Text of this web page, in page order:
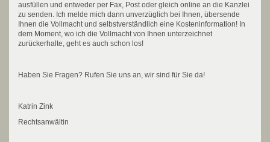
ausfüllen und entweder per Fax, Post oder gleich online an die Kanzlei
zu senden. Ich melde mich dann unverzüglich bei Ihnen, übersende
Ihnen die Vollmacht und selbstverständlich eine Kosteninformation! In
dem Moment, wo ich die Vollmacht von Ihnen unterzeichnet
zurückerhalte, geht es auch schon los!
Haben Sie Fragen? Rufen Sie uns an, wir sind für Sie da!
Katrin Zink
Rechtsanwältin